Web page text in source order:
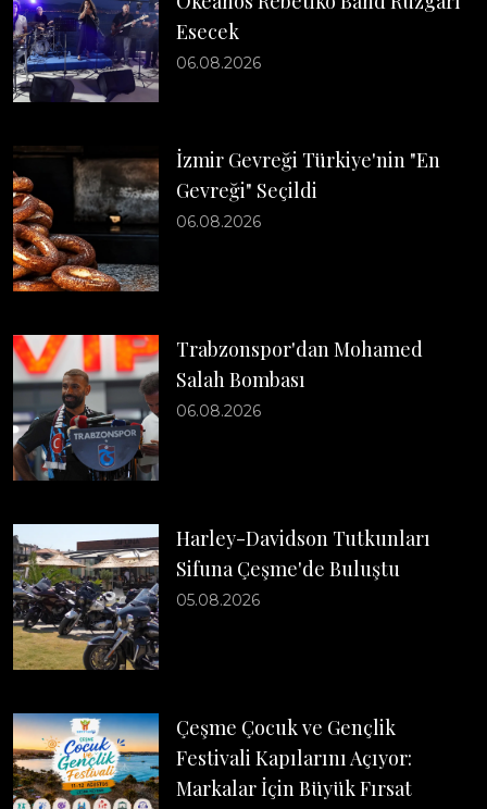
Esecek
06.08.2026
İzmir Gevreği Türkiye'nin "En
Gevreği" Seçildi
06.08.2026
Trabzonspor'dan Mohamed
Salah Bombası
06.08.2026
Harley-Davidson Tutkunları
Sifuna Çeşme'de Buluştu
05.08.2026
Çeşme Çocuk ve Gençlik
Festivali Kapılarını Açıyor:
Markalar İçin Büyük Fırsat